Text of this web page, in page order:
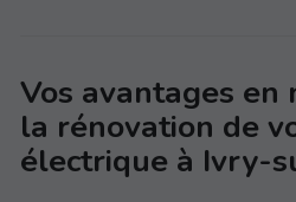
Vos avantages en
la rénovation de
électrique à Ivry-